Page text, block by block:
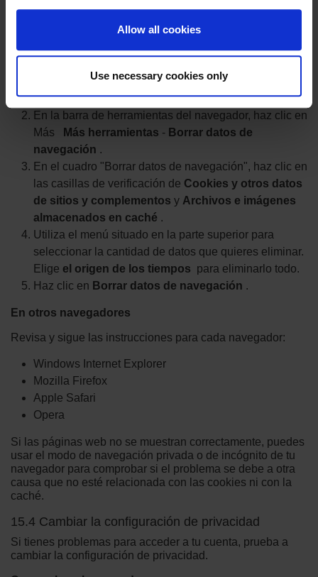
Allow all cookies
Use necessary cookies only
se eliminará la configuración de los sitios web (como
sitios web tarden más en mostrarse porque todas las
imágenes tendrán que volver a cargarse.
En Google Chrome
En tu ordenador, abre Chrome.
En la barra de herramientas del navegador, haz clic en
Más
Más herramientas - Borrar datos de
navegación .
En el cuadro "Borrar datos de navegación", haz clic en
las casillas de verificación de Cookies y otros datos
de sitios y complementos y Archivos e imágenes
almacenados en caché .
Utiliza el menú situado en la parte superior para
seleccionar la cantidad de datos que quieres eliminar.
Elige el origen de los tiempos para eliminarlo todo.
Haz clic en Borrar datos de navegación .
En otros navegadores
Revisa y sigue las instrucciones para cada navegador:
Windows Internet Explorer
Mozilla Firefox
Apple Safari
Opera
Si las páginas web no se muestran correctamente, puedes
usar el modo de navegación privada o de incógnito de tu
navegador para comprobar si el problema se debe a otra
causa que no esté relacionada con las cookies ni con la
caché.
15.4 Cambiar la configuración de privacidad
Si tienes problemas para acceder a tu cuenta, prueba a
cambiar la configuración de privacidad.